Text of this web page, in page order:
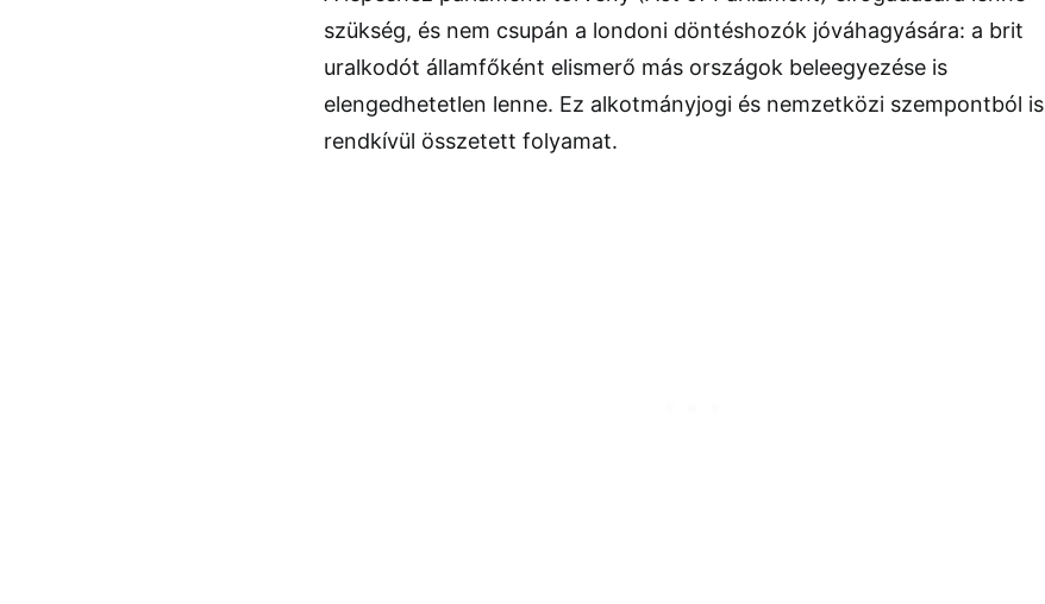
szükség, és nem csupán a londoni döntéshozók jóváhagyására: a brit
uralkodót államfőként elismerő más országok beleegyezése is
elengedhetetlen lenne. Ez alkotmányjogi és nemzetközi szempontból is
rendkívül összetett folyamat.